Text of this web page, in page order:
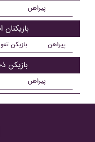
پیراهن
بازیکن پیراهن
بازیکن
پیراهن